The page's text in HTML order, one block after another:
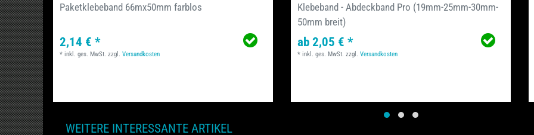
Paketklebeband 66mx50mm farblos
2,14 € *
*inkl. ges. MwSt. zzgl.Versandkosten
Klebeband - Abdeckband Pro (19mm-25mm-30mm-
50mm breit)
ab 2,05 € *
*inkl. ges. MwSt. zzgl.Versandkosten
WEITERE INTERESSANTE ARTIKEL